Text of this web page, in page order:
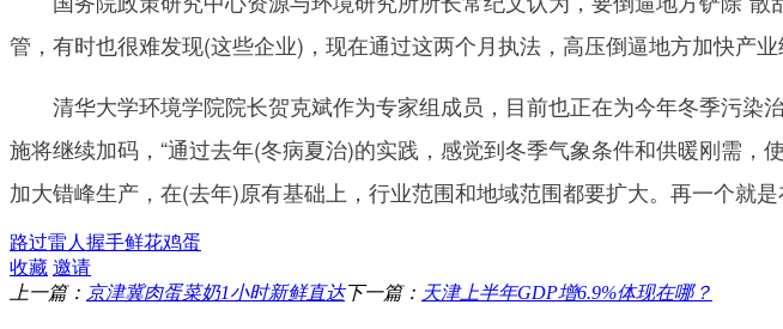
管，有时也很难发现(这些企业)，现在通过这两个月执法，高压倒逼地方加快产业
清华大学环境学院院长贺克斌作为专家组成员，目前也正在为今年冬季污染
施将继续加码，“通过去年(冬病夏治)的实践，感觉到冬季气象条件和供暖刚需
加大错峰生产，在(去年)原有基础上，行业范围和地域范围都要扩大。再一个就
路过雷人 握手鲜花鸡蛋
收藏 邀请
上一篇： 京津冀肉蛋菜奶1小时新鲜直达下一篇： 天津上半年GDP增6.9%体现在哪？